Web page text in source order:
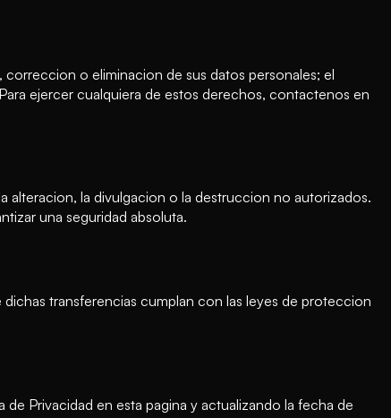
o eliminacion de sus datos personales; el
ejercer cualquiera de estos derechos, contactenos en
alteracion, la divulgacion o la destruccion no autorizados.
una seguridad absoluta.
transferencias cumplan con las leyes de proteccion
Privacidad en esta pagina y actualizando la fecha de